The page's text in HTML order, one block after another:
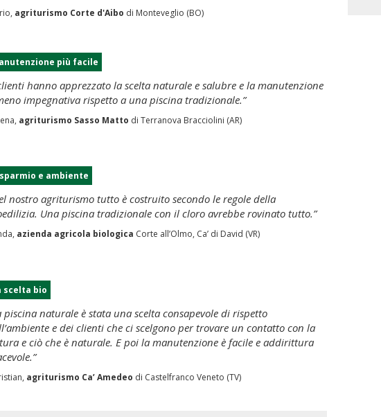
agriturismo Corte d'Aibo di Monteveglio (BO)
più facile
hanno apprezzato la scelta naturale e salubre e la manutenzione
impegnativa rispetto a una piscina tradizionale.”
agriturismo Sasso Matto di Terranova Bracciolini (AR)
e ambiente
nostro agriturismo tutto è costruito secondo le regole della
Una piscina tradizionale con il cloro avrebbe rovinato tutto.”
azienda agricola biologica Corte all’Olmo, Ca’ di David (VR)
scelta bio
piscina naturale è stata una scelta consapevole di rispetto
e dei clienti che ci scelgono per trovare un contatto con la
e ciò che è naturale. E poi la manutenzione è facile e addirittura
agriturismo Ca’ Amedeo di Castelfranco Veneto (TV)